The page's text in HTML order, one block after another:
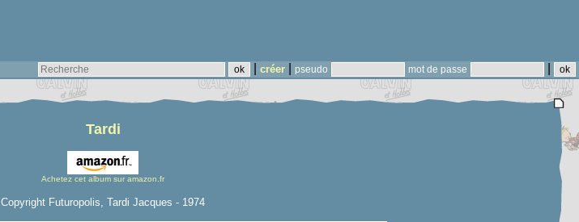
créer pseudo mot de passe
Tardi
Achetez cet album sur amazon.fr
Copyright Futuropolis, Tardi Jacques - 1974